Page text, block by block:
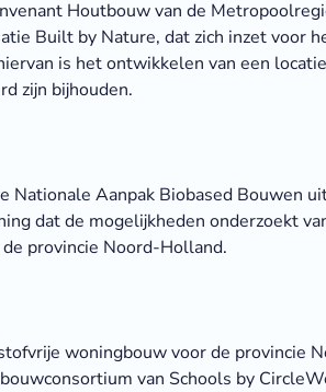
Houtbouw van de
Built by Nature, dat zich inzet voor
is het ontwikkelen van een
zijn bijhouden.
Nationale Aanpak Biobased Bouwen
dat de mogelijkheden onderzoekt
provincie Noord-Holland.
woningbouw voor de provincie
van Schools by